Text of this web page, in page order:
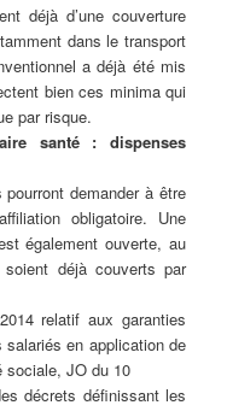
déjà d’une couverture
dans le transport
a déjà été mis
bien ces minima qui
par risque.
santé : dispenses
demander à être
obligatoire. Une
également ouverte, au
déjà couverts par
relatif aux garanties
salariés en application de
sociale, JO du 10
décrets définissant les